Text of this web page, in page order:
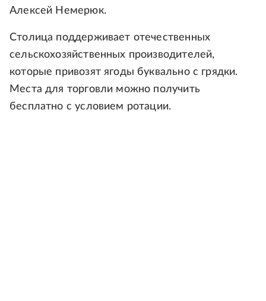
Алексей Немерюк.
Столица поддерживает отечественных
сельскохозяйственных производителей,
которые привозят ягоды буквально с грядки.
Места для торговли можно получить
бесплатно с условием ротации.